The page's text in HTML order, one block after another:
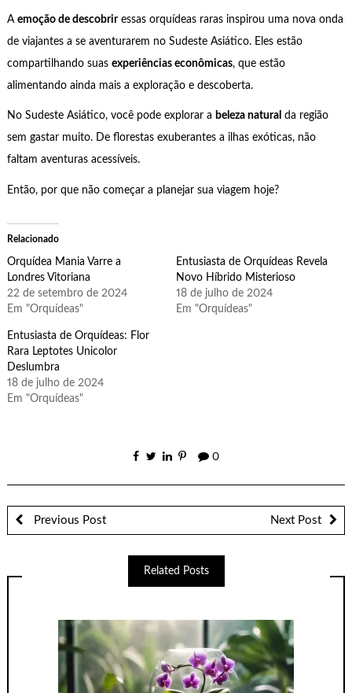
A emoção de descobriressas orquídeas raras inspirou uma nova onda
de viajantes a se aventurarem no Sudeste Asiático. Eles estão
compartilhando suas experiências econômicas, que estão
alimentando ainda mais a exploração e descoberta.
No Sudeste Asiático, você pode explorar a beleza natural da região
sem gastar muito. De florestas exuberantes a ilhas exóticas, não
faltam aventuras acessíveis.
Então, por que não começar a planejar sua viagem hoje?
Relacionado
Orquídea Mania Varre a
Londres Vitoriana
22 de setembro de 2024
Em "Orquídeas"
Entusiasta de Orquídeas Revela
Novo Híbrido Misterioso
18 de julho de 2024
Em "Orquídeas"
Entusiasta de Orquídeas: Flor
Rara Leptotes Unicolor
Deslumbra
18 de julho de 2024
Em "Orquídeas"
0
Previous Post Next Post
Related Posts